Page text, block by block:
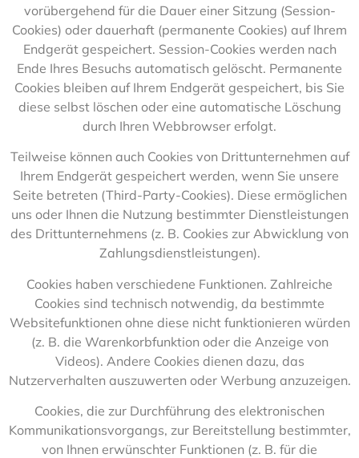
vorübergehend für die Dauer einer Sitzung (Session-
Cookies) oder dauerhaft (permanente Cookies) auf Ihrem
Endgerät gespeichert. Session-Cookies werden nach
Ende Ihres Besuchs automatisch gelöscht. Permanente
Cookies bleiben auf Ihrem Endgerät gespeichert, bis Sie
diese selbst löschen oder eine automatische Löschung
durch Ihren Webbrowser erfolgt.
Teilweise können auch Cookies von Drittunternehmen auf
Ihrem Endgerät gespeichert werden, wenn Sie unsere
Seite betreten (Third-Party-Cookies). Diese ermöglichen
uns oder Ihnen die Nutzung bestimmter Dienstleistungen
des Drittunternehmens (z. B. Cookies zur Abwicklung von
Zahlungsdienstleistungen).
Cookies haben verschiedene Funktionen. Zahlreiche
Cookies sind technisch notwendig, da bestimmte
Websitefunktionen ohne diese nicht funktionieren würden
(z. B. die Warenkorbfunktion oder die Anzeige von
Videos). Andere Cookies dienen dazu, das
Nutzerverhalten auszuwerten oder Werbung anzuzeigen.
Cookies, die zur Durchführung des elektronischen
Kommunikationsvorgangs, zur Bereitstellung bestimmter,
von Ihnen erwünschter Funktionen (z. B. für die